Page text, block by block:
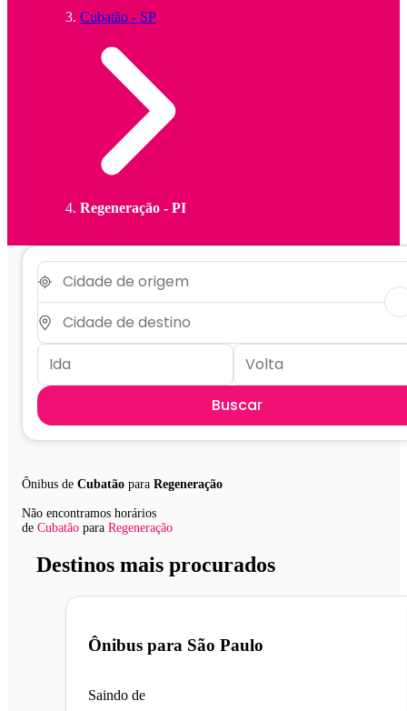
Cubatão - SP
Regeneração - PI
Buscar
Ônibus de Cubatão para Regeneração
Não encontramos horários
de Cubatão para Regeneração
Destinos mais procurados
Ônibus para São Paulo
Saindo de